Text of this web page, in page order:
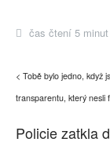
čas čtení 5 minut
< Tobě bylo jedno, když
transparentu, který nesli
Policie zatkla